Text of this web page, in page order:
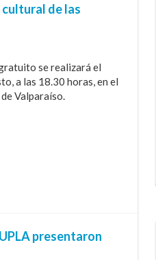
cultural de las
se realizará el
a las 18.30 horas, en el
Valparaíso.
presentaron